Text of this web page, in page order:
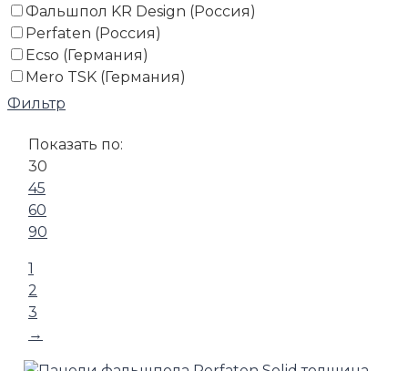
Фальшпол KR Design (Россия)
Perfaten (Россия)
Ecso (Германия)
Mero TSK (Германия)
Фильтр
Показать по:
30
45
60
90
1
2
3
→